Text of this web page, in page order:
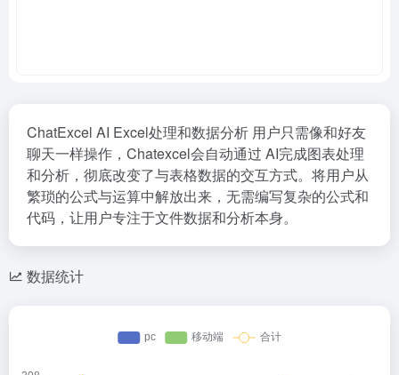
ChatExcel AI Excel处理和数据分析 用户只需像和好友
聊天一样操作，Chatexcel会自动通过 AI完成图表处理
和分析，彻底改变了与表格数据的交互方式。将用户从
繁琐的公式与运算中解放出来，无需编写复杂的公式和
代码，让用户专注于文件数据和分析本身。
数据统计